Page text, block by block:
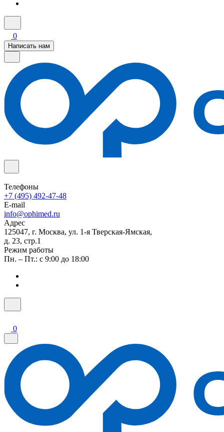
0
Написать нам
Телефоны
+7 (495) 492-47-48
E-mail
info@ophimed.ru
Адрес
125047, г. Москва, ул. 1-я Тверская-Ямская,
д. 23, стр.1
Режим работы
Пн. – Пт.: с 9:00 до 18:00
0